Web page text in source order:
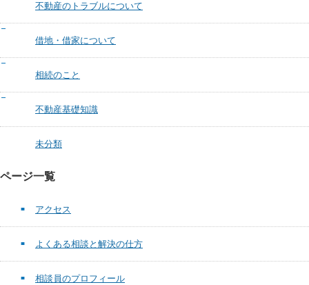
不動産のトラブルについて
借地・借家について
相続のこと
不動産基礎知識
未分類
ページ一覧
アクセス
よくある相談と解決の仕方
相談員のプロフィール